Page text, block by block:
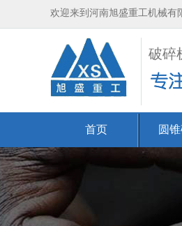
欢迎来到河南旭盛重工机械有
破碎
首页 圆